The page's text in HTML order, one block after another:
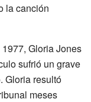
la canción
Gloria Jones
sufrió un grave
Gloria resultó
meses